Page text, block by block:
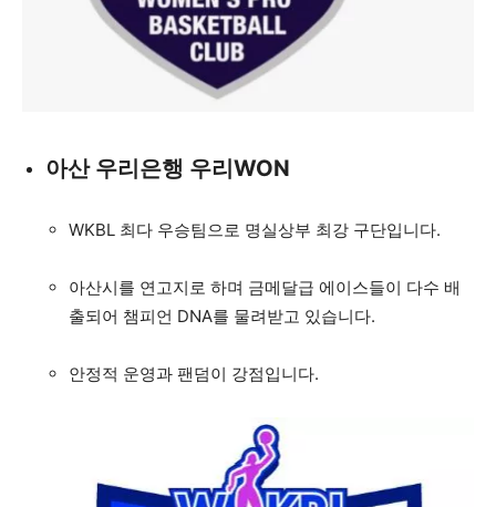
아산 우리은행 우리WON
WKBL 최다 우승팀으로 명실상부 최강 구단입니다.
아산시를 연고지로 하며 금메달급 에이스들이 다수 배
출되어 챔피언 DNA를 물려받고 있습니다.
안정적 운영과 팬덤이 강점입니다.